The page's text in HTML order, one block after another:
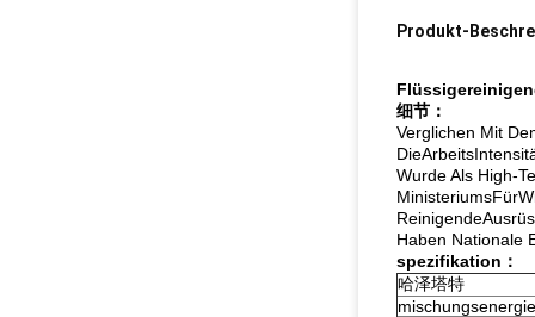
Produkt-
细节：
Verglichen Mit
Wurde Als High-
Haben Nationale
spezifikation：
哈泽塔特